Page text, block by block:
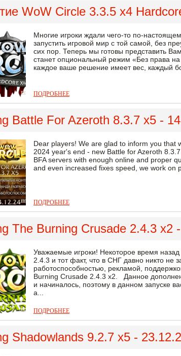
WoW Circle 3.3.5 x4
Многие игроки ждали чего-то по-
запустить игровой мир с той самой, без
сих пор. Теперь мы готовы представить
станет опциональный режим «Без права
каждое ваше решение имеет вес, каждый
ПОДРОБНЕЕ
Battle For Azeroth 8.3.7 x5 -
Dear players! We are glad to inform you that
2024 year's end - new Battle for Azeroth
BFA servers with enough online and proper
and even increased fixes speed, we work on
ПОДРОБНЕЕ
The Burning Crusade 2.4.3 x2
Уважаемые игроки! Некоторое время
2.4.3 и тот факт, что в СНГ давно никто не
работоспособностью, рекламой,
Burning Crusade 2.4.3 x2. Данное
и начиналось, поэтому в данном запуске
а...
ПОДРОБНЕЕ
Shadowlands 9.2.7 x5 -